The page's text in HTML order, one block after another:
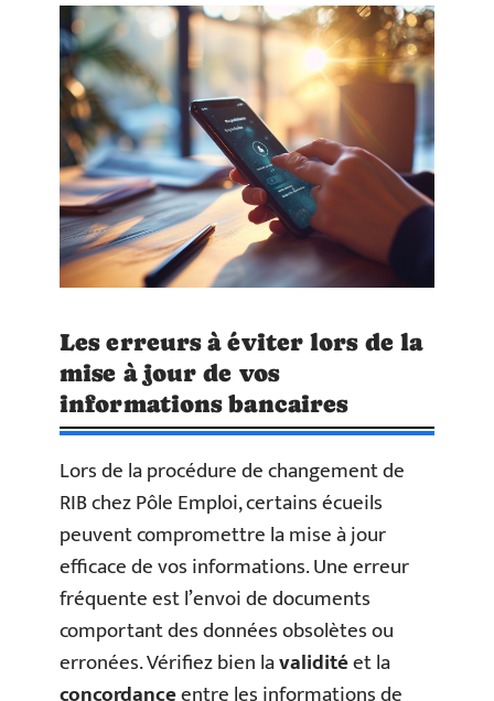
Les erreurs à éviter lors de la
mise à jour de vos
informations bancaires
Lors de la procédure de changement de
RIB chez Pôle Emploi, certains écueils
peuvent compromettre la mise à jour
efficace de vos informations. Une erreur
fréquente est l’envoi de documents
comportant des données obsolètes ou
erronées. Vérifiez bien lavaliditéet la